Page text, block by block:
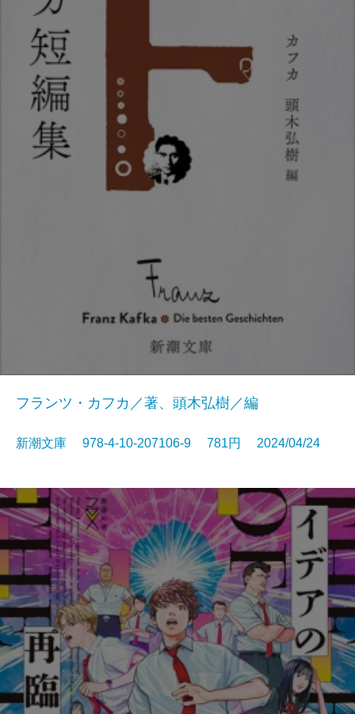
フランツ・カフカ／著、頭木弘樹／編
新潮文庫 978-4-10-207106-9 781円 2024/04/24